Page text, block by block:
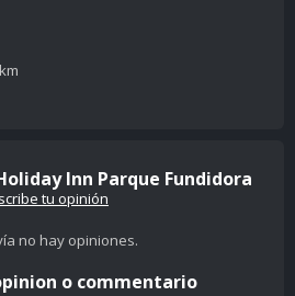
Inn Parque Fundidora
tu opinión
no hay opiniones.
o commentario